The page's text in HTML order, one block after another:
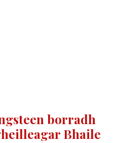
borradh
Bhaile